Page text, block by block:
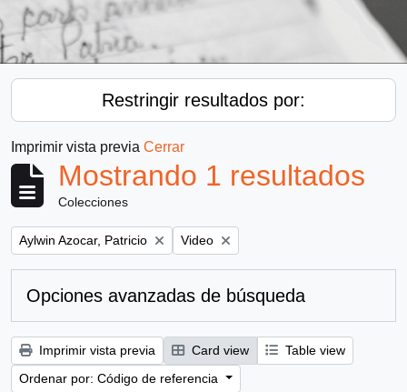
Restringir resultados por:
Imprimir vista previa Cerrar
Mostrando 1 resultados
Colecciones
Remove filter:
Aylwin Azocar, Patricio Remove filter:
Video
Opciones avanzadas de búsqueda
Imprimir vista previa Card view
Table view
Ordenar por: Código de referencia